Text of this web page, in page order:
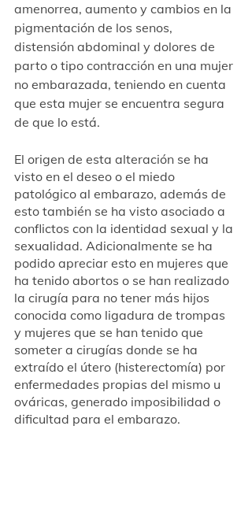
amenorrea, aumento y cambios en la
pigmentación de los senos,
distensión abdominal y dolores de
parto o tipo contracción en una mujer
no embarazada, teniendo en cuenta
que esta mujer se encuentra segura
de que lo está.
El origen de esta alteración se ha
visto en el deseo o el miedo
patológico al embarazo, además de
esto también se ha visto asociado a
conflictos con la identidad sexual y la
sexualidad. Adicionalmente se ha
podido apreciar esto en mujeres que
ha tenido abortos o se han realizado
la cirugía para no tener más hijos
conocida como ligadura de trompas
y mujeres que se han tenido que
someter a cirugías donde se ha
extraído el útero (histerectomía) por
enfermedades propias del mismo u
ováricas, generado imposibilidad o
dificultad para el embarazo.